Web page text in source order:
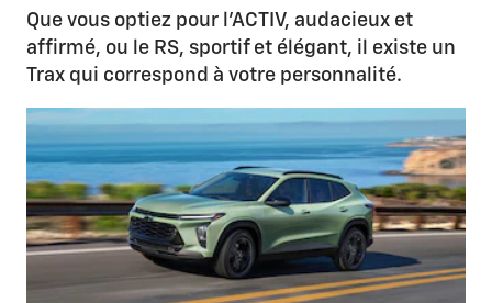
Que vous optiez pour l'ACTIV, audacieux et
affirmé, ou le RS, sportif et élégant, il existe un
Trax qui correspond à votre personnalité.